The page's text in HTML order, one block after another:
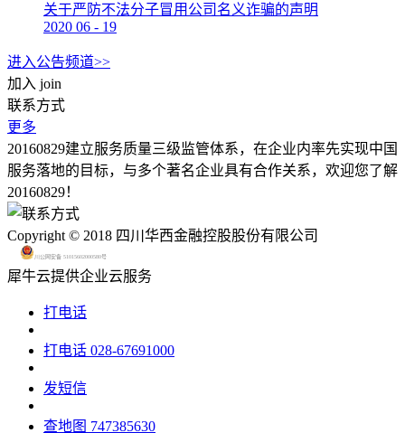
关于严防不法分子冒用公司名义诈骗的声明
2020 06 - 19
进入公告频道>>
加入 join
联系方式
更多
20160829建立服务质量三级监管体系，在企业内率先实现中国
服务落地的目标，与多个著名企业具有合作关系，欢迎您了解
20160829！
Copyright © 2018 四川华西金融控股股份有限公司
川公网安备 51015602000580号
犀牛云提供企业云服务
打电话
打电话 028-67691000
发短信
查地图 747385630